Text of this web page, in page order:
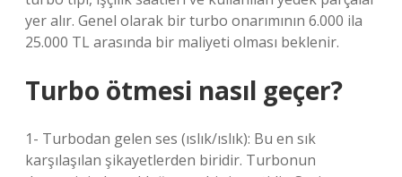
yer alır. Genel olarak bir turbo onarımının 6.000 ila
25.000 TL arasında bir maliyeti olması beklenir.
Turbo ötmesi nasıl geçer?
1- Turbodan gelen ses (ıslık/ıslık): Bu en sık
karşılaşılan şikayetlerden biridir. Turbonun